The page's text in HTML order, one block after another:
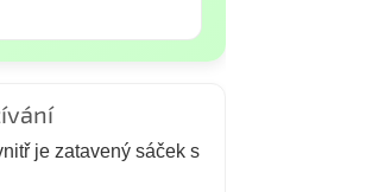
je zatavený sáček s